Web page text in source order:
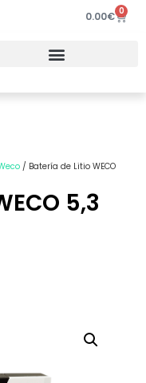
0.00€ 0
/ Batería de Litio WECO
5,3